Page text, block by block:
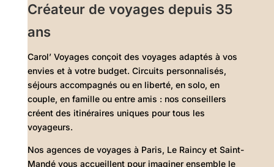
Créateur de voyages depuis 35
ans
Carol’ Voyages conçoit des voyages adaptés à vos
envies et à votre budget. Circuits personnalisés,
séjours accompagnés ou en liberté, en solo, en
couple, en famille ou entre amis : nos conseillers
créent des itinéraires uniques pour tous les
voyageurs.
Nos agences de voyages à Paris, Le Raincy et Saint-
Mandé vous accueillent pour imaginer ensemble le